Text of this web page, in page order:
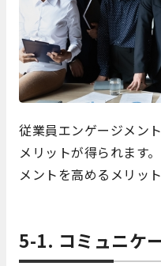
従業員エンゲージメン
メリットが得られます
メントを高めるメリッ
5-1. コミュニケ